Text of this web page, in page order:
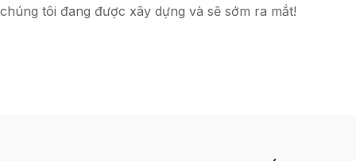
chúng tôi đang được xây dựng và sẽ sớm ra mắt!